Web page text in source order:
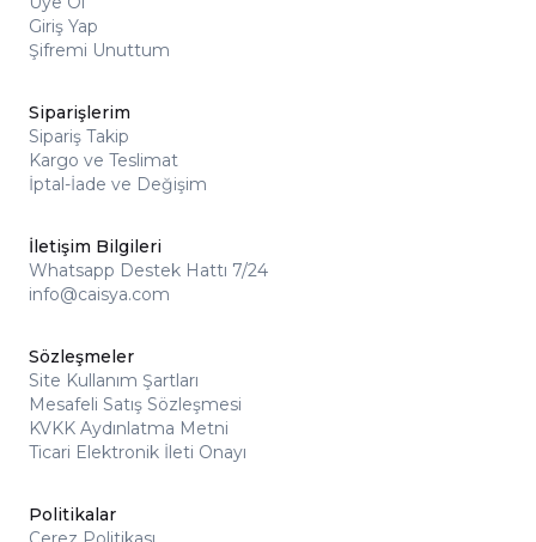
Giriş Yap
Şifremi Unuttum
Siparişlerim
Sipariş Takip
Kargo ve Teslimat
İptal-İade ve Değişim
İletişim Bilgileri
Whatsapp Destek Hattı 7/24
info@caisya.com
Sözleşmeler
Site Kullanım Şartları
Mesafeli Satış Sözleşmesi
KVKK Aydınlatma Metni
Ticari Elektronik İleti Onayı
Politikalar